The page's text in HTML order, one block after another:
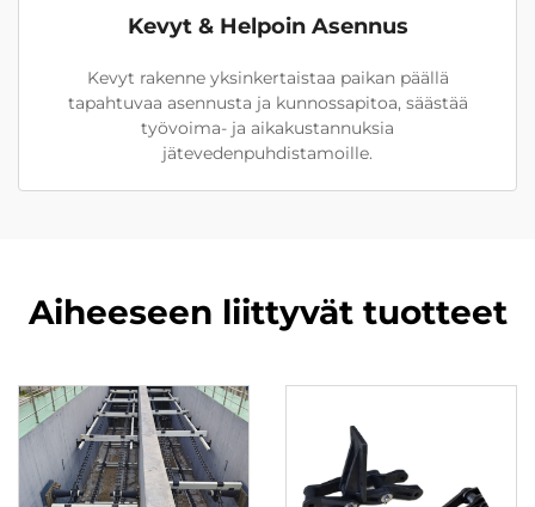
Kevyt & Helpoin Asennus
Kevyt rakenne yksinkertaistaa paikan päällä
tapahtuvaa asennusta ja kunnossapitoa, säästää
työvoima- ja aikakustannuksia
jätevedenpuhdistamoille.
Aiheeseen liittyvät tuotteet